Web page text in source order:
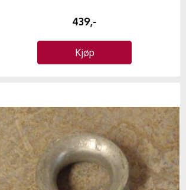
439,-
Kjøp